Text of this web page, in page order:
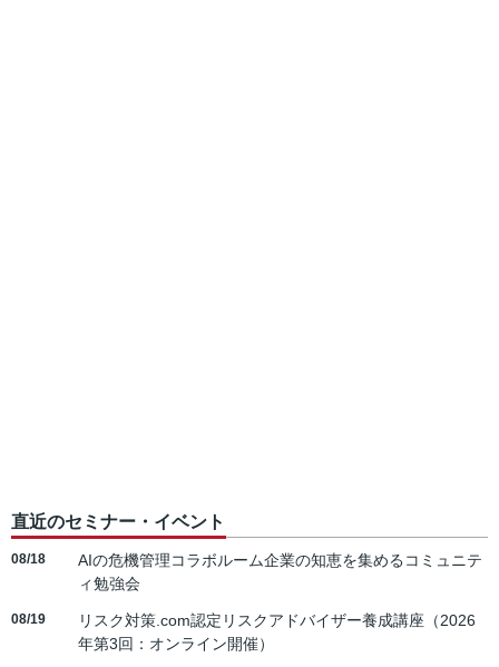
直近のセミナー・イベント
08/18
AIの危機管理コラボルーム企業の知恵を集めるコミュニテ
ィ勉強会
08/19
リスク対策.com認定リスクアドバイザー養成講座（2026
年第3回：オンライン開催）